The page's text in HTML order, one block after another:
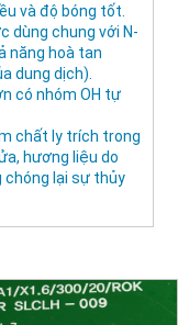
và độ bóng tốt.
dùng chung với N-
năng hoà tan
dung dịch).
có nhóm OH tự
chất ly trích trong
hương liệu do
chóng lại sự thủy